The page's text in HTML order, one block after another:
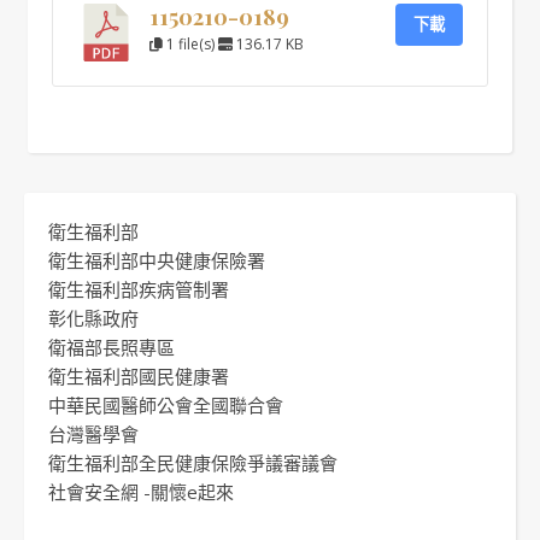
1150210-0189
1 file(s) 136.17 KB
下載
衛生福利部
衛生福利部中央健康保險署
衛生福利部疾病管制署
彰化縣政府
衛福部長照專區
衛生福利部國民健康署
中華民國醫師公會全國聯合會
台灣醫學會
衛生福利部全民健康保險爭議審議會
社會安全網 -關懷e起來